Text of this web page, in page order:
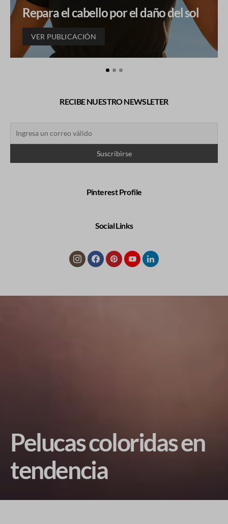
Repara el cabello por el daño del sol
VER PUBLICACIÓN
RECIBE NUESTRO NEWSLETER
Pinterest Profile
Social Links
Pelucas coloridas en
tendencia